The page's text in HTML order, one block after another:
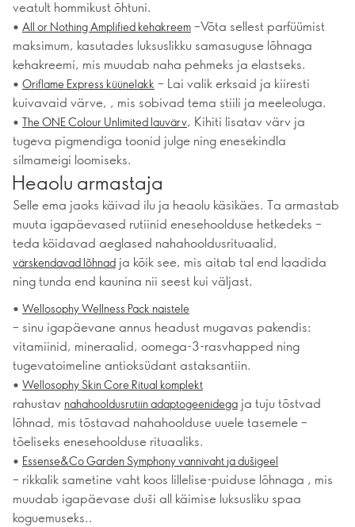
veatult hommikust õhtuni.
• All or Nothing Amplified kehakreem –Võta sellest parfüümist
maksimum, kasutades luksuslikku samasuguse lõhnaga
kehakreemi, mis muudab naha pehmeks ja elastseks.
• Oriflame Express küünelakk – Lai valik erksaid ja kiiresti
kuivavaid värve, , mis sobivad tema stiili ja meeleoluga.
• The ONE Colour Unlimited lauvärv, Kihiti lisatav värv ja
tugeva pigmendiga toonid julge ning enesekindla
silmameigi loomiseks.
Heaolu armastaja
Selle ema jaoks käivad ilu ja heaolu käsikäes. Ta armastab
muuta igapäevased rutiinid enesehoolduse hetkedeks –
teda köidavad aeglased nahahooldusrituaalid,
värskendavad lõhnad ja kõik see, mis aitab tal end laadida
ning tunda end kaunina nii seest kui väljast.
• Wellosophy Wellness Pack naistele
– sinu igapäevane annus headust mugavas pakendis:
vitamiinid, mineraalid, oomega-3-rasvhapped ning
tugevatoimeline antioksüdant astaksantiin.
• Wellosophy Skin Core Ritual komplekt
rahustav nahahooldusrutiin adaptogeenidega ja tuju tõstvad
lõhnad, mis tõstavad nahahoolduse uuele tasemele –
tõeliseks enesehoolduse rituaaliks.
• Essense&Co Garden Symphony vannivaht ja dušigeel
– rikkalik sametine vaht koos lillelise-puiduse lõhnaga , mis
muudab igapäevase duši all käimise luksusliku spaa
koguemuseks..